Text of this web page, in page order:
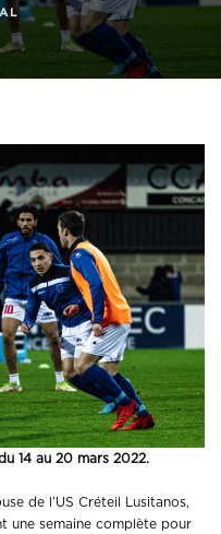
14 au 20 mars 2022.
de l’US Créteil Lusitanos,
une semaine complète pour